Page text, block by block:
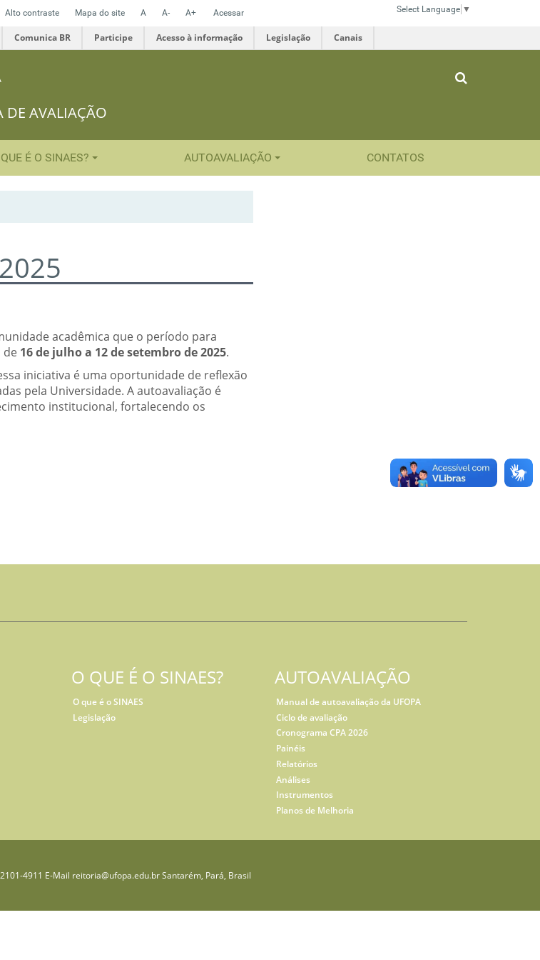
Alto contraste Mapa do site A A- A+ Acessar Select Language ▼
Comunica BR Participe Acesso à informação Legislação Canais
DE AVALIAÇÃO
É O SINAES? AUTOAVALIAÇÃO CONTATOS
acadêmica que o período para
de 16 de julho a 12 de setembro de 2025.
iniciativa é uma oportunidade de reflexão
pela Universidade. A autoavaliação é
institucional, fortalecendo os
O QUE É O SINAES?
O que é o SINAES
Legislação
AUTOAVALIAÇÃO
Manual de autoavaliação da UFOPA
Ciclo de avaliação
Cronograma CPA 2026
Painéis
Relatórios
Análises
Instrumentos
Planos de Melhoria
4911 E-Mail reitoria@ufopa.edu.br Santarém, Pará, Brasil